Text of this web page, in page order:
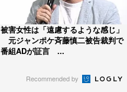
被害女性は「遠慮するような感じ」
元ジャンポケ斉藤慎二被告裁判で
番組ADが証言 ...
Recommended by